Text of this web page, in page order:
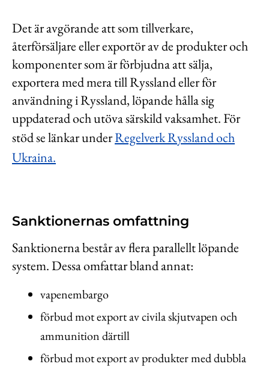
Det är avgörande att som tillverkare,
återförsäljare eller exportör av de produkter och
komponenter som är förbjudna att sälja,
exportera med mera till Ryssland eller för
användning i Ryssland, löpande hålla sig
uppdaterad och utöva särskild vaksamhet. För
stöd se länkar underRegelverk Ryssland och
Ukraina.
Sanktionernas omfattning
Sanktionerna består av flera parallellt löpande
system. Dessa omfattar bland annat:
vapenembargo
förbud mot export av civila skjutvapen och
ammunition därtill
förbud mot export av produkter med dubbla